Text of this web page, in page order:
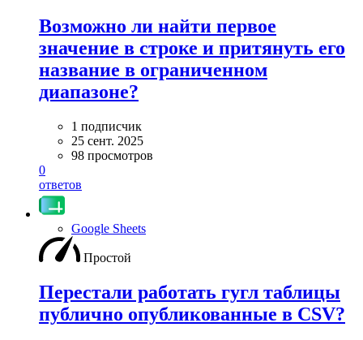
Возможно ли найти первое
значение в строке и притянуть его
название в ограниченном
диапазоне?
1 подписчик
25 сент. 2025
98 просмотров
0
ответов
Google Sheets
Простой
Перестали работать гугл таблицы
публично опубликованные в CSV?